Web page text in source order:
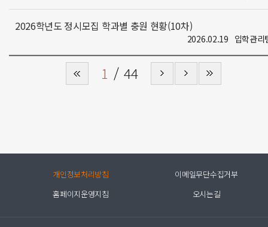
2026학년도 정시모집 학과별 충원 현황(10차)
입학관리
2026.02.19
1 44
개인정보처리방침
이메일무단수집거부
홈페이지운영지침
오시는길